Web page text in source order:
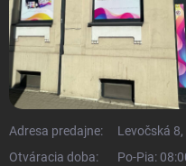
Adresa predajne:
Levočská
Otváracia doba:
Po-Pia: